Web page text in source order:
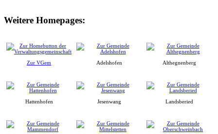
Weitere Homepages:
Zur VGem Adelshofen Althegnenberg
Hattenhofen Jesenwang Landsberied